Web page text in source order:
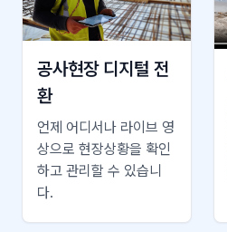
공사현장 디지털 전
환
언제 어디서나 라이브 영
상으로 현장상황을 확인
하고 관리할 수 있습니
다.